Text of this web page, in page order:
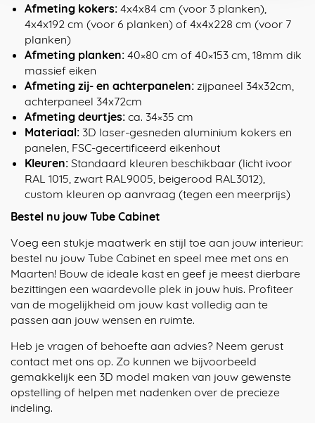
Afmeting kokers: 4x4x84 cm (voor 3 planken),
4x4x192 cm (voor 6 planken) of 4x4x228 cm (voor 7
planken)
Afmeting planken: 40×80 cm of 40×153 cm, 18mm dik
massief eiken
Afmeting zij- en achterpanelen: zijpaneel 34x32cm,
achterpaneel 34x72cm
Afmeting deurtjes: ca. 34×35 cm
Materiaal: 3D laser-gesneden aluminium kokers en
panelen, FSC-gecertificeerd eikenhout
Kleuren: Standaard kleuren beschikbaar (licht ivoor
RAL 1015, zwart RAL9005, beigerood RAL3012),
custom kleuren op aanvraag (tegen een meerprijs)
Bestel nu jouw Tube Cabinet
Voeg een stukje maatwerk en stijl toe aan jouw interieur:
bestel nu jouw Tube Cabinet en speel mee met ons en
Maarten! Bouw de ideale kast en geef je meest dierbare
bezittingen een waardevolle plek in jouw huis. Profiteer
van de mogelijkheid om jouw kast volledig aan te
passen aan jouw wensen en ruimte.
Heb je vragen of behoefte aan advies? Neem gerust
contact met ons op. Zo kunnen we bijvoorbeeld
gemakkelijk een 3D model maken van jouw gewenste
opstelling of helpen met nadenken over de precieze
indeling.